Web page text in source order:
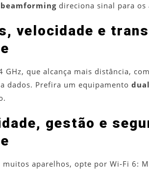
direciona sinal para
velocidade e
GHz, que alcança mais distância,
dados. Prefira um equipamento
gestão e
muitos aparelhos, opte por Wi‑Fi 6: